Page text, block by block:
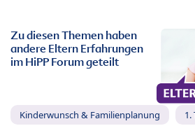
Zu diesen Themen haben
andere Eltern Erfahrungen
im HiPP Forum geteilt
Kinderwunsch & Familienplanung 1.